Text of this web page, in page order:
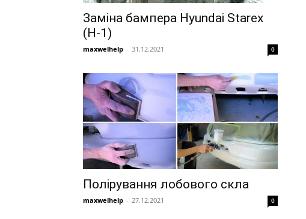
Заміна бампера Hyundai Starex
(H-1)
maxwelhelp - 31.12.2021 0
Полірування лобового скла
maxwelhelp - 27.12.2021 0